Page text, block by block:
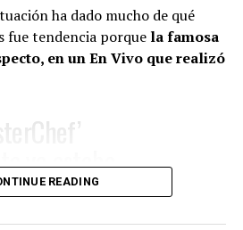
de chistes y risas por la
Kris dijo lo que pensaba.
yo no he
eso”, expresó.
ha dado mucho de qué
fue tendencia porquela famosa
en un En Vivo que realizó
ya estaba
y tenía las
mil, a mil, a millón.
READING